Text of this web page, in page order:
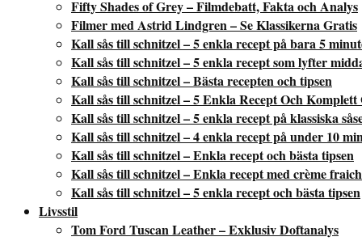
Fifty Shades of Grey – Filmdebatt, Fakta och Analys
Filmer med Astrid Lindgren – Se Klassikerna Gratis
Kall sås till schnitzel – 5 enkla recept på bara 5
Kall sås till schnitzel – 5 enkla recept som lyfter
Kall sås till schnitzel – Bästa recepten och tipsen
Kall sås till schnitzel – 5 Enkla Recept Och Komplett
Kall sås till schnitzel – 5 enkla recept på klassiska
Kall sås till schnitzel – 4 enkla recept på under 10
Kall sås till schnitzel – Enkla recept och bästa tipsen
Kall sås till schnitzel – Enkla recept med crème
Kall sås till schnitzel – 5 enkla recept och bästa tipsen
Livsstil
Tom Ford Tuscan Leather – Exklusiv Doftanalys